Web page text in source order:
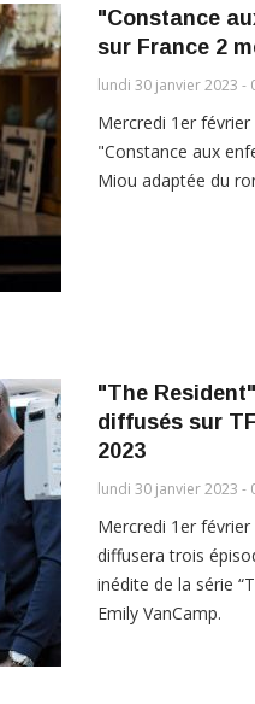
"Constance
sur France 2
lundi 30 janvier 2023 -
Mercredi 1er
"Constance aux
Miou adaptée du
"The
diffusés sur
2023
lundi 30 janvier 2023 -
Mercredi 1er février
diffusera trois
inédite de la série
Emily VanCamp.